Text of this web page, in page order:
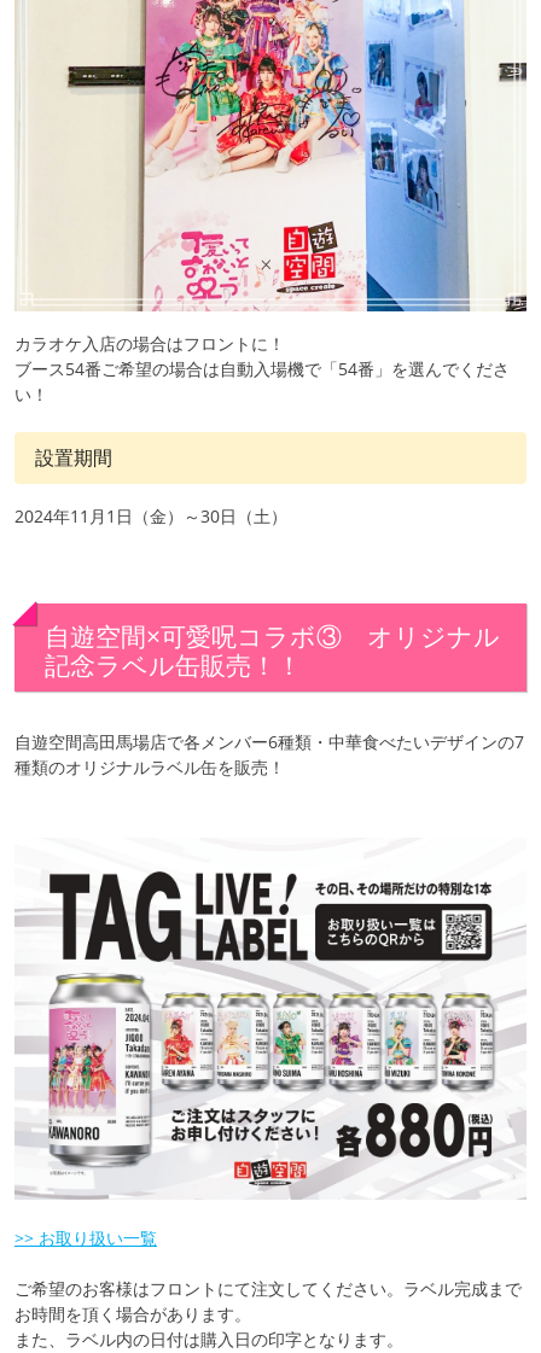
カラオケ入店の場合はフロントに！
ブース54番ご希望の場合は自動入場機で「54番」を選んでくださ
い！
設置期間
2024年11月1日（金）～30日（土）
自遊空間×可愛呪コラボ③ オリジナル
記念ラベル缶販売！！
自遊空間高田馬場店で各メンバー6種類・中華食べたいデザインの7
種類のオリジナルラベル缶を販売！
>> お取り扱い一覧
ご希望のお客様はフロントにて注文してください。ラベル完成まで
お時間を頂く場合があります。
また、ラベル内の日付は購入日の印字となります。